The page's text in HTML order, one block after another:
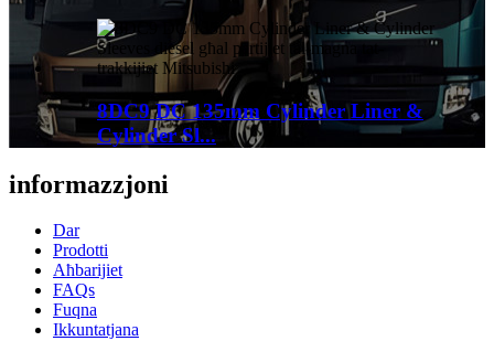
8DC9 DC 135mm Cylinder Liner &
Cylinder Sl...
informazzjoni
Dar
Prodotti
Aħbarijiet
FAQs
Fuqna
Ikkuntatjana